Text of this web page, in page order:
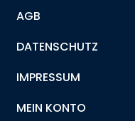
AGB
DATENSCHUTZ
IMPRESSUM
MEIN KONTO